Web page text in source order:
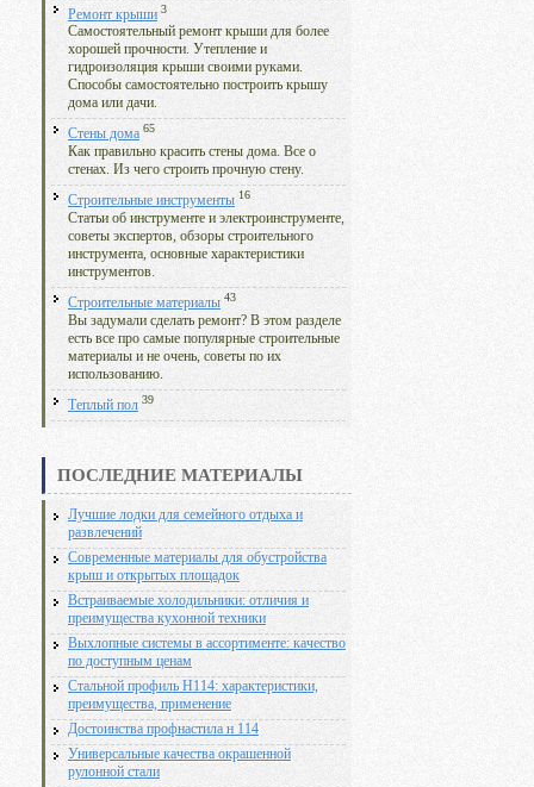
Ремонт крыши 3
Самостоятельный ремонт крыши для более
хорошей прочности. Утепление и
гидроизоляция крыши своими руками.
Способы самостоятельно построить крышу
дома или дачи.
Стены дома 65
Как правильно красить стены дома. Все о
стенах. Из чего строить прочную стену.
Строительные инструменты 16
Статьи об инструменте и электроинструменте,
советы экспертов, обзоры строительного
инструмента, основные характеристики
инструментов.
Строительные материалы 43
Вы задумали сделать ремонт? В этом разделе
есть все про самые популярные строительные
материалы и не очень, советы по их
использованию.
Теплый пол 39
ПОСЛЕДНИЕ МАТЕРИАЛЫ
Лучшие лодки для семейного отдыха и
развлечений
Современные материалы для обустройства
крыш и открытых площадок
Встраиваемые холодильники: отличия и
преимущества кухонной техники
Выхлопные системы в ассортименте: качество
по доступным ценам
Стальной профиль Н114: характеристики,
преимущества, применение
Достоинства профнастила н 114
Универсальные качества окрашенной
рулонной стали